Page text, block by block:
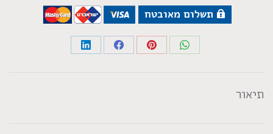
תשלום מאובטח
Share
Share
Share
Share
תיאור